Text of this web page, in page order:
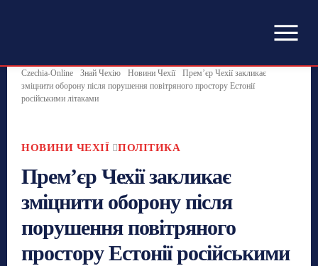
Czechia-Online Знай Чехію Новини Чехії
Прем’єр Чехії закликає
зміцнити оборону після порушення повітряного простору Естонії
російськими літаками
НОВИНИ ЧЕХІЇ ПОЛІТИКА
Прем’єр Чехії закликає
зміцнити оборону після
порушення повітряного
простору Естонії російськими